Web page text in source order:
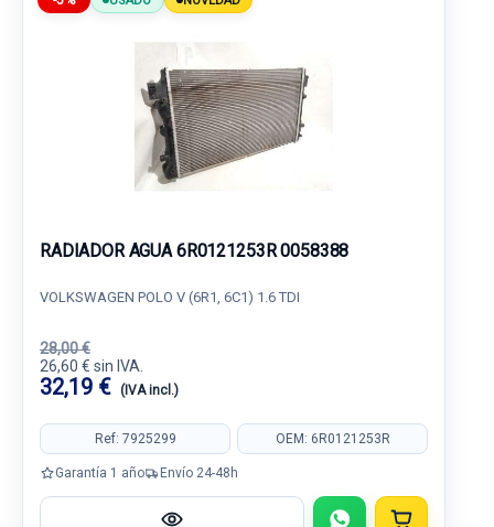
RADIADOR AGUA 6R0121253R 0058388
VOLKSWAGEN POLO V (6R1, 6C1) 1.6 TDI
28,00 €
26,60 € sin IVA.
32,19 € (IVA incl.)
Ref: 7925299 OEM: 6R0121253R
Garantía 1 año Envío 24-48h